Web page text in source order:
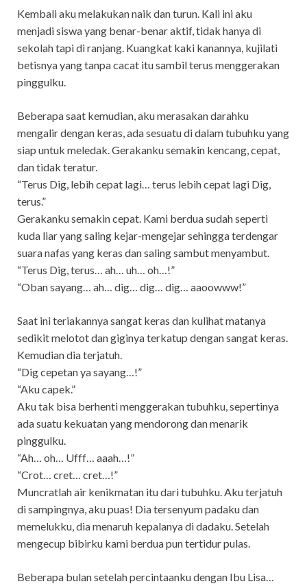
Kembali aku melakukan naik dan turun. Kali ini aku
menjadi siswa yang benar-benar aktif, tidak hanya di
sekolah tapi di ranjang. Kuangkat kaki kanannya, kujilati
betisnya yang tanpa cacat itu sambil terus menggerakan
pinggulku.
Beberapa saat kemudian, aku merasakan darahku
mengalir dengan keras, ada sesuatu di dalam tubuhku yang
siap untuk meledak. Gerakanku semakin kencang, cepat,
dan tidak teratur.
“Terus Dig, lebih cepat lagi… terus lebih cepat lagi Dig,
terus.”
Gerakanku semakin cepat. Kami berdua sudah seperti
kuda liar yang saling kejar-mengejar sehingga terdengar
suara nafas yang keras dan saling sambut menyambut.
“Terus Dig, terus… ah… uh… oh…!”
“Oban sayang… ah… dig… dig… dig… aaoowww!”
Saat ini teriakannya sangat keras dan kulihat matanya
sedikit melotot dan giginya terkatup dengan sangat keras.
Kemudian dia terjatuh.
“Dig cepetan ya sayang…!”
“Aku capek.”
Aku tak bisa berhenti menggerakan tubuhku, sepertinya
ada suatu kekuatan yang mendorong dan menarik
pinggulku.
“Ah… oh… Ufff… aaah…!”
“Crot… cret… cret…!”
Muncratlah air kenikmatan itu dari tubuhku. Aku terjatuh
di sampingnya, aku puas! Dia tersenyum padaku dan
memelukku, dia menaruh kepalanya di dadaku. Setelah
mengecup bibirku kami berdua pun tertidur pulas.
Beberapa bulan setelah percintaanku dengan Ibu Lisa…